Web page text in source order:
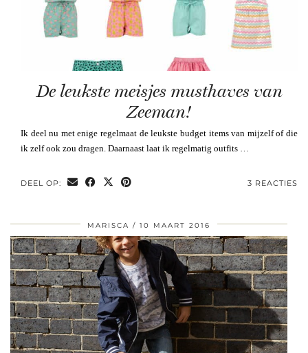
De leukste meisjes musthaves van
Zeeman!
Ik deel nu met enige regelmaat de leukste budget items van mijzelf of die
ik zelf ook zou dragen. Daarnaast laat ik regelmatig outfits …
DEEL OP: 3 REACTIES
MARISCA 10 MAART 2016